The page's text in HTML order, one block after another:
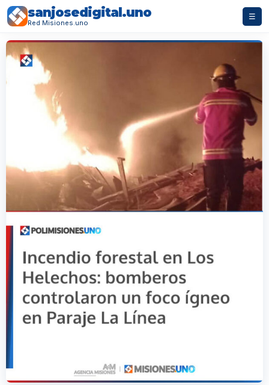
sanjosedigital.uno
Red Misiones.uno
☰